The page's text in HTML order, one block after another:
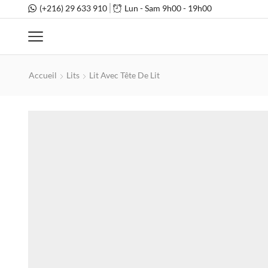
(+216) 29 633 910 Lun - Sam 9h00 - 19h00
Accueil Lits Lit Avec Tête De Lit